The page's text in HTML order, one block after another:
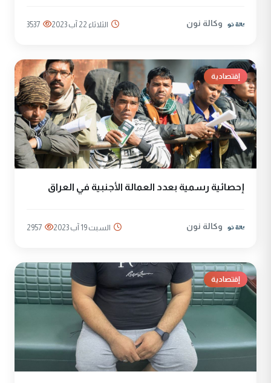
وكالة نون الثلاثاء 22 آب 2023 3537
إقتصادية
إحصائية رسمية بعدد العمالة الأجنبية في العراق
وكالة نون السبت 19 آب 2023 2957
إقتصادية